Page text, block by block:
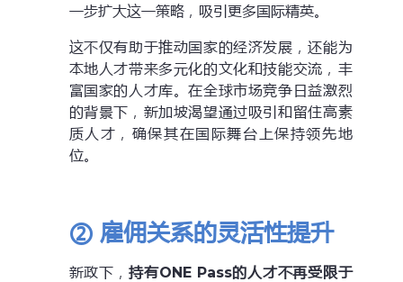
一步扩大这一策略，吸引更多国际精英。
这不仅有助于推动国家的经济发展，还能为
本地人才带来多元化的文化和技能交流，丰
富国家的人才库。在全球市场竞争日益激烈
的背景下，新加坡渴望通过吸引和留住高素
质人才，确保其在国际舞台上保持领先地
位。
② 雇佣关系的灵活性提升
新政下，持有ONE Pass的人才不再受限于